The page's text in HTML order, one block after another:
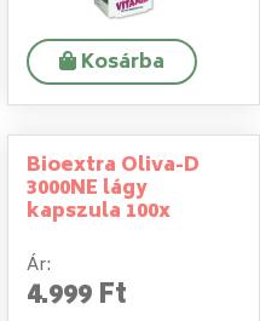
Kosárba
Bioextra Oliva-D
3000NE lágy
kapszula 100x
Ár:
4.999 Ft